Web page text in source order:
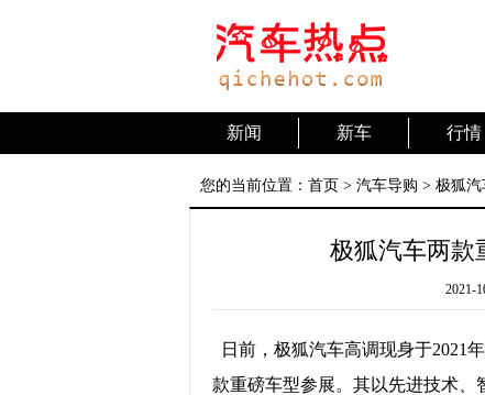
新闻 新车 行情
您的当前位置： 首页 > 汽车导购 > 极狐
极狐汽车两款
2021-
日前，极狐汽车高调现身于2021
款重磅车型参展。其以先进技术